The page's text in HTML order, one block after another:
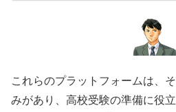
これらのプラットフォームは、
みがあり、高校受験の準備に役